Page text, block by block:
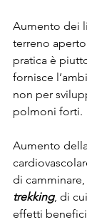
Aumento dei
terreno
pratica è
fornisce
non per
polmoni forti.
Aumento
di camminare,
trekking, di
effetti benefici